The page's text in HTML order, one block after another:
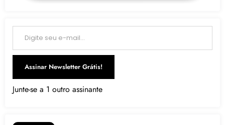
Digite seu e-mail…
Assinar Newsletter Grátis!
Junte-se a 1 outro assinante